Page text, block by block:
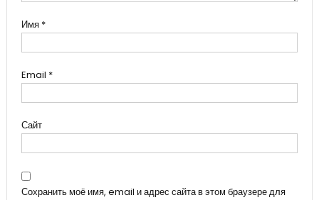
Имя *
Email *
Сайт
Сохранить моё имя, email и адрес сайта в этом браузере для